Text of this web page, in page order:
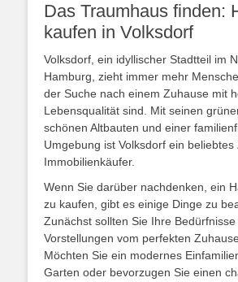
Das Traumhaus finden:
kaufen in Volksdorf
Volksdorf, ein idyllischer Stadtteil im
Hamburg, zieht immer mehr
der Suche nach einem Zuhause mit
Lebensqualität sind. Mit seinen
schönen Altbauten und einer
Umgebung ist Volksdorf ein beliebtes
Immobilienkäufer.
Wenn Sie darüber nachdenken, ein
zu kaufen, gibt es einige Dinge zu
Zunächst sollten Sie Ihre Bedürfnisse
Vorstellungen vom perfekten
Möchten Sie ein modernes
Garten oder bevorzugen Sie einen